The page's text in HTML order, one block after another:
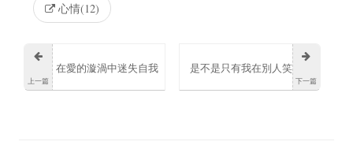
心情(12)
上一篇
在愛的漩渦中迷失自我
下一篇
是不是只有我在別人笑